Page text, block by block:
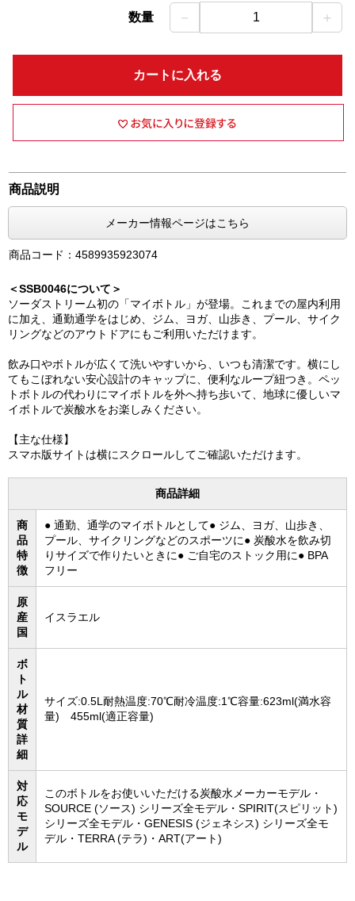
数量 － 1 ＋
カートに入れる
商品説明
メーカー情報ページはこちら
商品コード：4589935923074
＜SSB0046について＞
ソーダストリーム初の「マイボトル」が登場。これまでの屋内利用
に加え、通勤通学をはじめ、ジム、ヨガ、山歩き、プール、サイク
リングなどのアウトドアにもご利用いただけます。
飲み口やボトルが広くて洗いやすいから、いつも清潔です。横にし
てもこぼれない安心設計のキャップに、便利なループ紐つき。ペッ
トボトルの代わりにマイボトルを外へ持ち歩いて、地球に優しいマ
イボトルで炭酸水をお楽しみください。
【主な仕様】
スマホ版サイトは横にスクロールしてご確認いただけます。
商品詳細
商
品
特
徴
● 通勤、通学のマイボトルとして● ジム、ヨガ、山歩き、
プール、サイクリングなどのスポーツに● 炭酸水を飲み切
りサイズで作りたいときに● ご自宅のストック用に● BPA
フリー
原
産
国
イスラエル
ボ
ト
ル
材
質
詳
細
サイズ:0.5L耐熱温度:70℃耐冷温度:1℃容量:623ml(満水容
量) 455ml(適正容量)
対
応
モ
デ
ル
このボトルをお使いいただける炭酸水メーカーモデル・
SOURCE (ソース) シリーズ全モデル・SPIRIT(スピリット)
シリーズ全モデル・GENESIS (ジェネシス) シリーズ全モ
デル・TERRA (テラ)・ART(アート)